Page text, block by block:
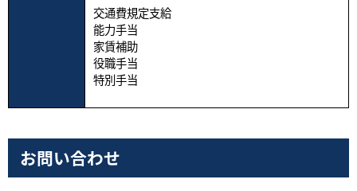
交通費規定支給
能力手当
家賃補助
役職手当
特別手当
お問い合わせ